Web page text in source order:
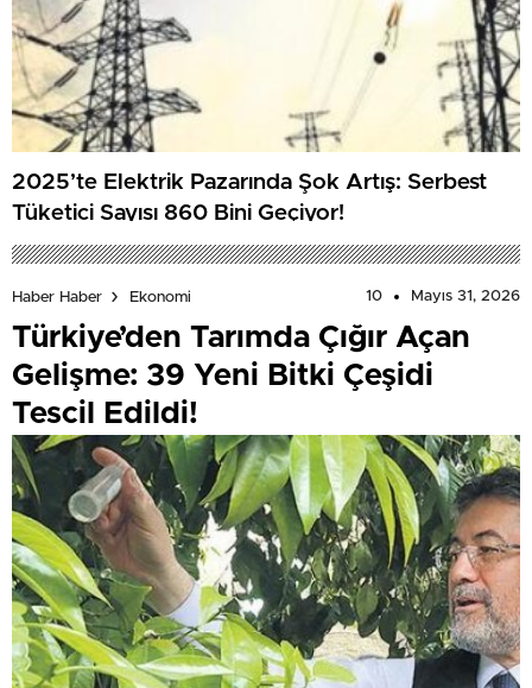
2025’te Elektrik Pazarında Şok Artış: Serbest
Tüketici Sayısı 860 Bini Geçiyor!
Haber Haber Ekonomi 10 Mayıs 31, 2026
Türkiye’den Tarımda Çığır Açan
Gelişme: 39 Yeni Bitki Çeşidi
Tescil Edildi!